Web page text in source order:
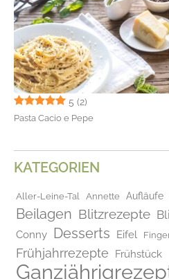
5 (2)
Pasta Cacio e Pepe
KATEGORIEN
Aller-Leine-Tal Annette Aufläufe
Beilagen Blitzrezepte
Conny Desserts Eifel
Frühjahrrezepte Frühstück